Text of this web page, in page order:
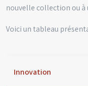
nouvelle collection ou
Voici un tableau
Innovation